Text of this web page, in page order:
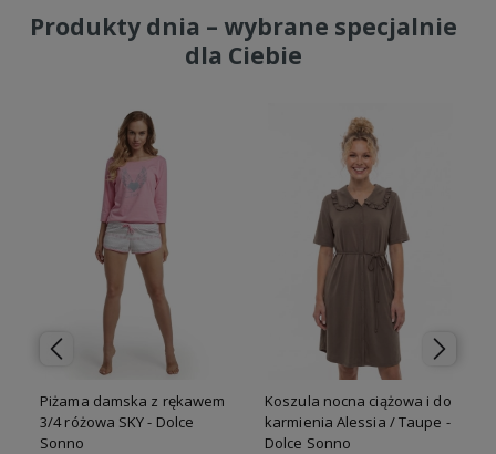
Produkty dnia – wybrane specjalnie
dla Ciebie
Piżama damska z rękawem
3/4 różowa SKY - Dolce
Sonno
Koszula nocna ciążowa i do
karmienia Alessia / Taupe -
Dolce Sonno